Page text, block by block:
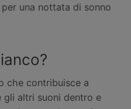
una nottata di sonno
che contribuisce a
gli altri suoni dentro e